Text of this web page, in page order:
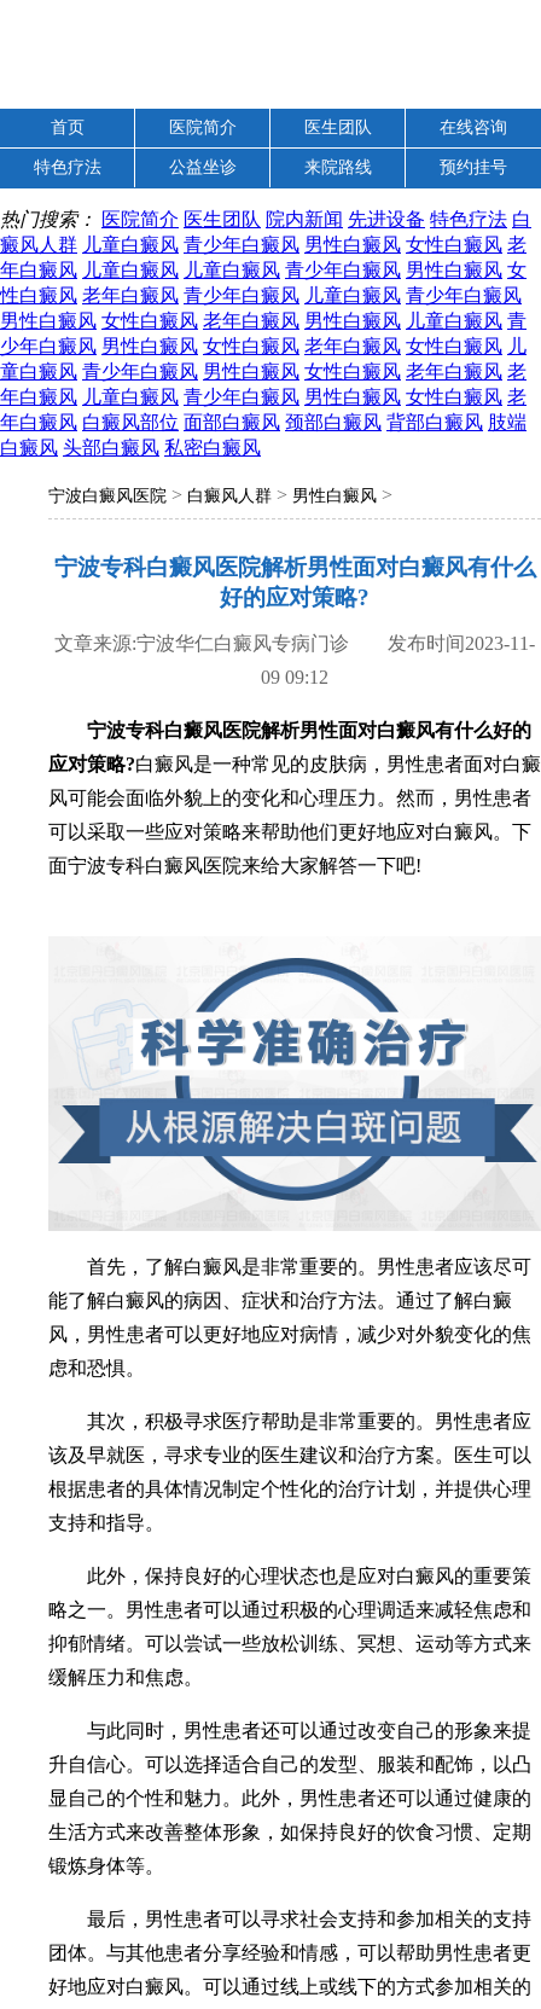
首页 医院简介 医生团队 在线咨询
特色疗法 公益坐诊 来院路线 预约挂号
热门搜索： 医院简介 医生团队 院内新闻 先进设备 特色疗法 白
癜风人群 儿童白癜风 青少年白癜风 男性白癜风 女性白癜风 老
年白癜风 儿童白癜风 儿童白癜风 青少年白癜风 男性白癜风 女
性白癜风 老年白癜风 青少年白癜风 儿童白癜风 青少年白癜风
男性白癜风 女性白癜风 老年白癜风 男性白癜风 儿童白癜风 青
少年白癜风 男性白癜风 女性白癜风 老年白癜风 女性白癜风 儿
童白癜风 青少年白癜风 男性白癜风 女性白癜风 老年白癜风 老
年白癜风 儿童白癜风 青少年白癜风 男性白癜风 女性白癜风 老
年白癜风 白癜风部位 面部白癜风 颈部白癜风 背部白癜风 肢端
白癜风 头部白癜风 私密白癜风
宁波白癜风医院 > 白癜风人群 > 男性白癜风 >
宁波专科白癜风医院解析男性面对白癜风有什么
好的应对策略?
文章来源:宁波华仁白癜风专病门诊 发布时间2023-11-
09 09:12
宁波专科白癜风医院解析男性面对白癜风有什么好的
应对策略?白癜风是一种常见的皮肤病，男性患者面对白癜
风可能会面临外貌上的变化和心理压力。然而，男性患者
可以采取一些应对策略来帮助他们更好地应对白癜风。下
面宁波专科白癜风医院来给大家解答一下吧!
首先，了解白癜风是非常重要的。男性患者应该尽可
能了解白癜风的病因、症状和治疗方法。通过了解白癜
风，男性患者可以更好地应对病情，减少对外貌变化的焦
虑和恐惧。
其次，积极寻求医疗帮助是非常重要的。男性患者应
该及早就医，寻求专业的医生建议和治疗方案。医生可以
根据患者的具体情况制定个性化的治疗计划，并提供心理
支持和指导。
此外，保持良好的心理状态也是应对白癜风的重要策
略之一。男性患者可以通过积极的心理调适来减轻焦虑和
抑郁情绪。可以尝试一些放松训练、冥想、运动等方式来
缓解压力和焦虑。
与此同时，男性患者还可以通过改变自己的形象来提
升自信心。可以选择适合自己的发型、服装和配饰，以凸
显自己的个性和魅力。此外，男性患者还可以通过健康的
生活方式来改善整体形象，如保持良好的饮食习惯、定期
锻炼身体等。
最后，男性患者可以寻求社会支持和参加相关的支持
团体。与其他患者分享经验和情感，可以帮助男性患者更
好地应对白癜风。可以通过线上或线下的方式参加相关的